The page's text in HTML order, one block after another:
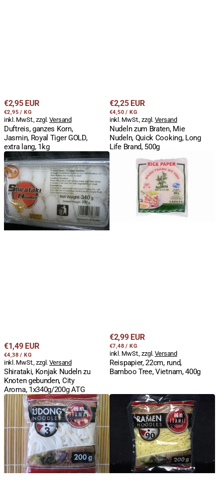
Regulärer
Preis
€2,95 EUR
STÜCKPREIS
€2,95 / PRO
KG
inkl. MwSt., zzgl. Versand
Duftreis, ganzes Korn,
Jasmin, Royal Tiger GOLD,
extra lang, 1kg
Regulärer
Preis
€2,25 EUR
STÜCKPREIS
€4,50 / PRO
KG
inkl. MwSt., zzgl. Versand
Nudeln zum Braten, Mie
Nudeln, Quick Cooking, Long
Life Brand, 500g
Shirataki,
Konjak
Nudeln
zu
Knoten
gebunden,
City
Aroma,
1x340g/200g
Regulärer
Preis
€1,49 EUR
STÜCKPREIS
€4,38 / PRO
KG
inkl. MwSt., zzgl. Versand
Shirataki, Konjak Nudeln zu
Knoten gebunden, City
Aroma, 1x340g/200g ATG
Reispapier,
22cm,
rund,
Bamboo
Tree,
Vietnam,
Regulärer
Preis
€2,99 EUR
STÜCKPREIS
€7,48 / PRO
KG
inkl. MwSt., zzgl. Versand
Reispapier, 22cm, rund,
Bamboo Tree, Vietnam, 400g
Udon
Nudeln,
Udon,
frisch,
Korea,
200g
Ramen,
Hokkien
vorgekochte
japanische
Weizennudeln,
San,
200g